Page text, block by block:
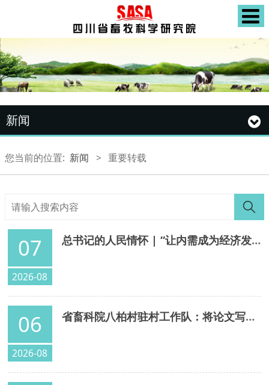
新闻
您当前的位置: 新闻 > 重要转载
07
2026-08
总书记的人民情怀 | “让内需成为经济发展的主动力”
06
2026-08
省畜科院八柏村驻村工作队：将论文写在大地上 以科技润泽山乡